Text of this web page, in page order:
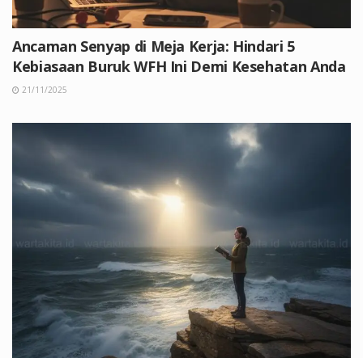
Ancaman Senyap di Meja Kerja: Hindari 5
Kebiasaan Buruk WFH Ini Demi Kesehatan Anda
21/11/2025